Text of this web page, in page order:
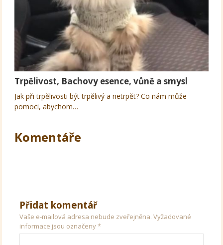
Trpělivost, Bachovy esence, vůně a smysl
Jak při trpělivosti být trpělivý a netrpět? Co nám může
pomoci, abychom…
Komentáře
Přidat komentář
Vaše e-mailová adresa nebude zveřejněna. Vyžadované
informace jsou označeny*